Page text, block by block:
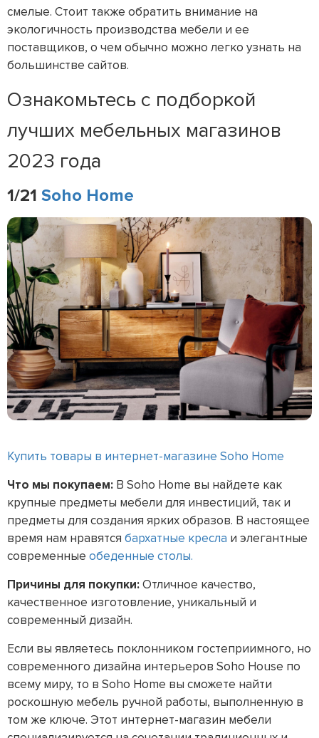
смелые. Стоит также обратить внимание на
экологичность производства мебели и ее
поставщиков, о чем обычно можно легко узнать на
большинстве сайтов.
Ознакомьтесь с подборкой
лучших мебельных магазинов
2023 года
1/21 Soho Home
Купить товары в интернет-магазине Soho Home
Что мы покупаем: В Soho Home вы найдете как
крупные предметы мебели для инвестиций, так и
предметы для создания ярких образов. В настоящее
время нам нравятся бархатные кресла и элегантные
современные обеденные столы.
Причины для покупки:Отличное качество,
качественное изготовление, уникальный и
современный дизайн.
Если вы являетесь поклонником гостеприимного, но
современного дизайна интерьеров Soho House по
всему миру, то в Soho Home вы сможете найти
роскошную мебель ручной работы, выполненную в
том же ключе. Этот интернет-магазин мебели